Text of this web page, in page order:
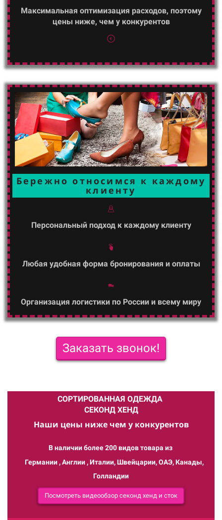
Максимальная оптимизация расходов, поэтому
цены ниже, чем у конкурентов
Бережно относимся к каждому
клиенту
Персональный подход к каждому клиенту
Любая удобная форма бронирования и оплаты
Организация логистики по России и всему миру
Заказать звонок!
СОРТИРОВАННАЯ ОДЕЖДА
СЕКОНД ХЕНД
Наши цены ниже чем у конкурентов
В наличии более 200 видов товара из
Германии , Англии , Италии, Швейцарии, ОАЭ, Канады,
Голландии
Посмотреть видеообзор секонд хенд и сток